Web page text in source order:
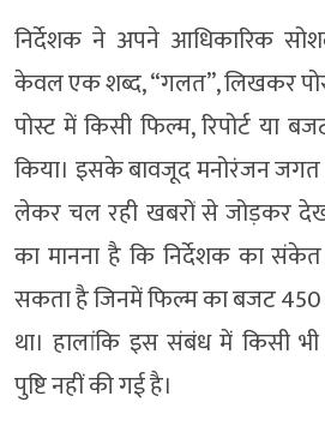
निर्देशक ने अपने आधिकारिक
केवल एक शब्द, “गलत”, लिखकर
पोस्ट में किसी फिल्म, रिपोर्ट या
किया। इसके बावजूद मनोरंजन
लेकर चल रही खबरों से जोड़कर
का मानना है कि निर्देशक का संकेत
सकता है जिनमें फिल्म का बजट 450
था। हालांकि इस संबंध में किसी
पुष्टि नहीं की गई है।